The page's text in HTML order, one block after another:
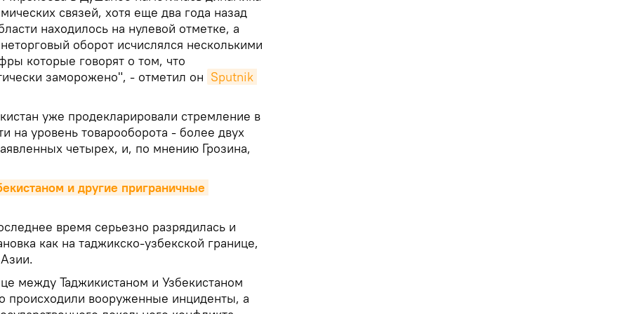
связей, хотя еще два года назад
находилось на нулевой отметке, а
оборот исчислялся несколькими
которые говорят о том, что
заморожено", - отметил он Sputnik
уже продекларировали стремление в
на уровень товарооборота - более двух
четырех, и, по мнению Грозина,
и другие приграничные
время серьезно разрядилась и
как на таджикско-узбекской границе,
между Таджикистаном и Узбекистаном
происходили вооруженные инциденты, а